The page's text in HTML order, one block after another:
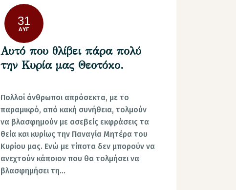
31
ΑΥΓ
Αυτό που θλίβει πάρα πολύ
την Κυρία μας Θεοτόκο.
Πολλοί άνθρωποι απρόσεκτα, με το
παραμικρό, από κακή συνήθεια, τολμούν
να βλασφημούν με ασεβείς εκφράσεις τα
θεία και κυρίως την Παναγία Mητέρα του
Κυρίου μας. Ενώ με τίποτα δεν μπορούν να
ανεχτούν κάποιον που θα τολμήσει να
βλασφημήσει τη…